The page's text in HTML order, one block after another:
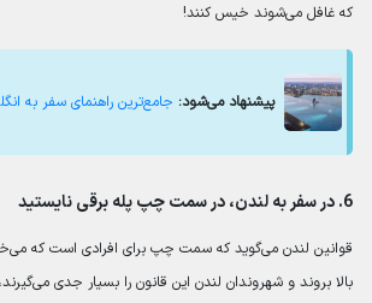
که غافل می‌شوند خیس کنند!
پیشنهاد می‌شود: جامع‌ترین راهنمای سفر به
6. در سفر به لندن، در سمت چپ پله برقی نایستید
قوانین لندن می‌گوید که سمت چپ برای افرادی است که
بالا بروند و شهروندان لندن این قانون را بسیار جدی می‌گیرند،